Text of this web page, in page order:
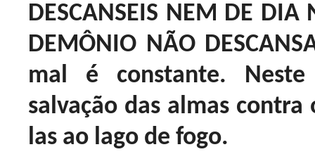
DESCANSEIS NEM DE DIA
DEMÔNIO NÃO
mal é constante.
salvação das almas
las ao lago de fogo.